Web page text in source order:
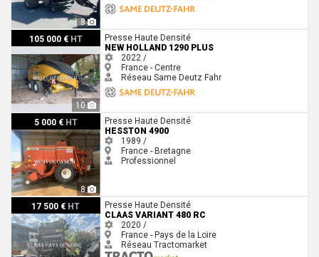
8
105 000 € HT
10
New Holland 1290 Plus
Presse Haute Densité
NEW HOLLAND 1290 PLUS
2022 /
France - Centre
Réseau Same Deutz Fahr
5 000 € HT
8
Hesston 4900
Presse Haute Densité
HESSTON 4900
1989 /
France - Bretagne
Professionnel
17 500 € HT
Claas VARIANT 480 RC
Presse Haute Densité
CLAAS VARIANT 480 RC
2020 /
France - Pays de la Loire
Réseau Tractomarket